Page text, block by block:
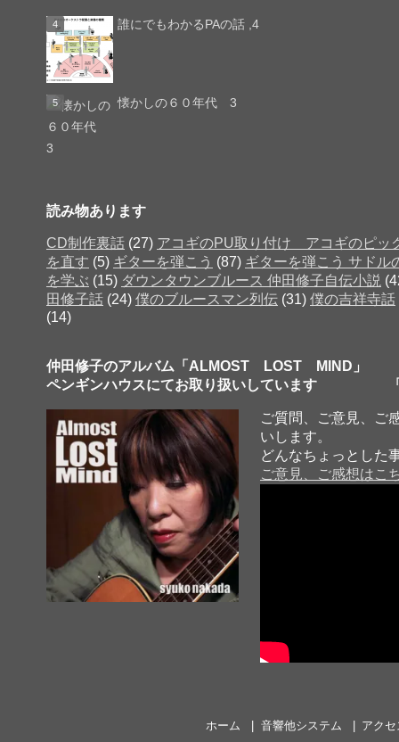
誰にでもわかるPAの話 ,4
懐かしの６０年代 3
読み物あります
CD制作裏話 (27) アコギのPU取り付け アコギのピッ
を直す (5) ギターを弾こう (87) ギターを弾こう サドル
を学ぶ (15) ダウンタウンブルース 仲田修子自伝小説
田修子話 (24) 僕のブルースマン列伝 (31) 僕の吉祥寺話
(14)
仲田修子のアルバム「ALMOST LOST MIND」
ペンギンハウスにてお取り扱いしています 「
ご質問、ご意見、ご
いします。
どんなちょっとした
ご意見、ご感想はこ
ホーム 音響他システム
アクセ